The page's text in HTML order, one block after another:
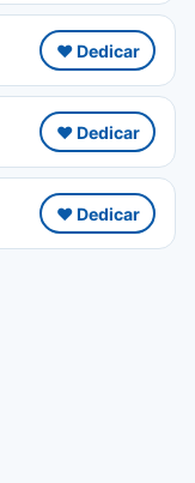
❤️ Dedicar
❤️ Dedicar
❤️ Dedicar